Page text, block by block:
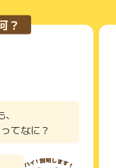
いただくことを推奨
ら送られる購入完
なく、代理店が行
詳細を把握しており
おりポイントが獲
？
ってなに？